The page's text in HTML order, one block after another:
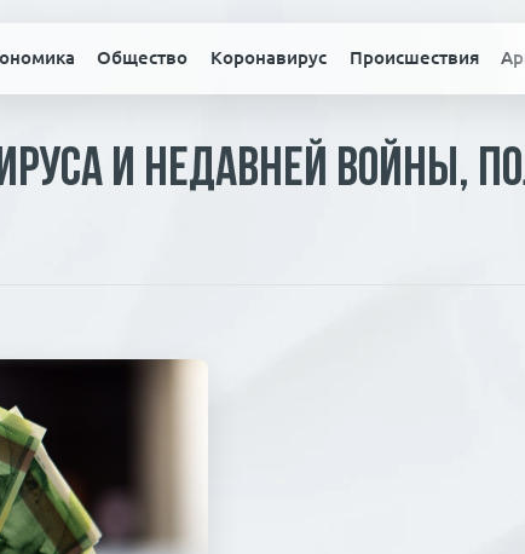
Общество Коронавирус Происшествия
и недавней войны,